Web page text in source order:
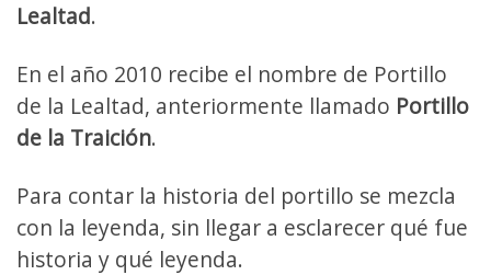
Lealtad.
En el año 2010 recibe el nombre de Portillo
de la Lealtad, anteriormente llamado Portillo
de la Traición.
Para contar la historia del portillo se mezcla
con la leyenda, sin llegar a esclarecer qué fue
historia y qué leyenda.